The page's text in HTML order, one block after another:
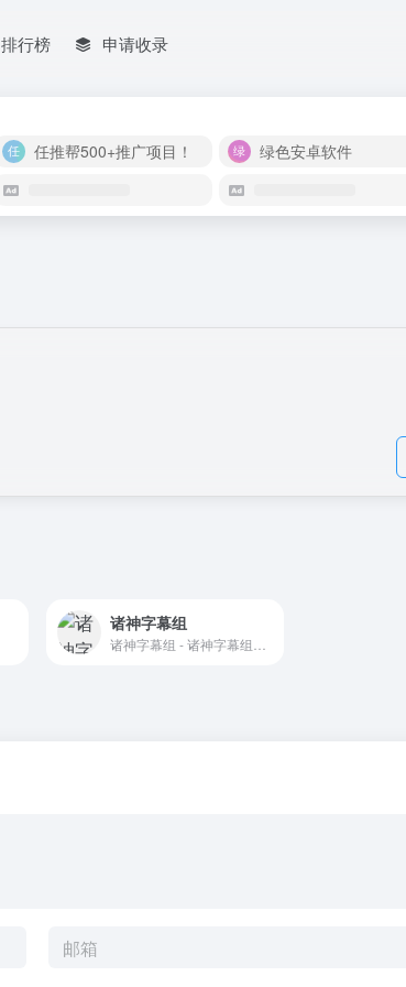
排行榜 申请收录
任推帮500+推广项目！ 绿色安卓软件
诸神字幕组